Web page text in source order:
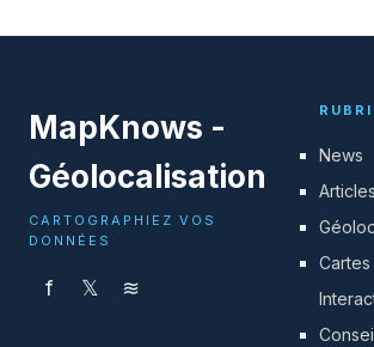
MapKnows -
Géolocalisation
CARTOGRAPHIEZ VOS
DONNÉES
f 𝕏 ≋
News
Articles
Cartes